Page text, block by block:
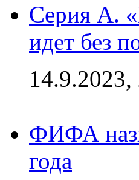
Серия А.
идет без
14.9.2023,
ФИФА
года